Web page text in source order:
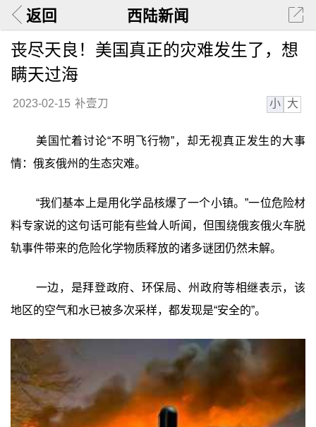
返回 西陆新闻
丧尽天良！美国真正的灾难发生了，想
瞒天过海
2023-02-15 补壹刀 小 大
美国忙着讨论“不明飞行物”，却无视真正发生的大事
情：俄亥俄州的生态灾难。
“我们基本上是用化学品核爆了一个小镇。”一位危险材
料专家说的这句话可能有些耸人听闻，但围绕俄亥俄火车脱
轨事件带来的危险化学物质释放的诸多谜团仍然未解。
一边，是拜登政府、环保局、州政府等相继表示，该
地区的空气和水已被多次采样，都发现是“安全的”。